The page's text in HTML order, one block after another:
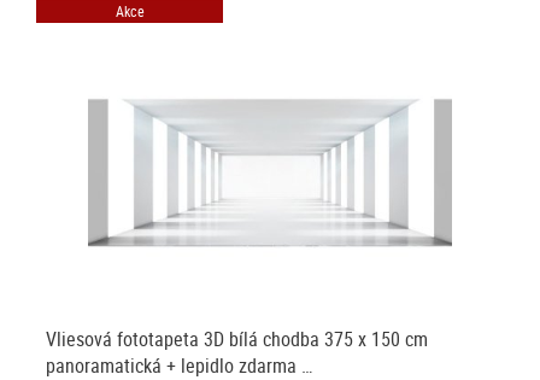
Akce
Vliesová fototapeta 3D bílá chodba 375 x 150 cm
panoramatická + lepidlo zdarma …